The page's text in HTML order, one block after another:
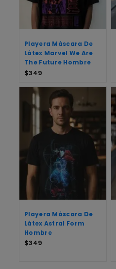
Playera Máscara De
Látex Marvel We Are
The Future Hombre
$349
Playera Máscara De
Látex Astral Form
Hombre
$349